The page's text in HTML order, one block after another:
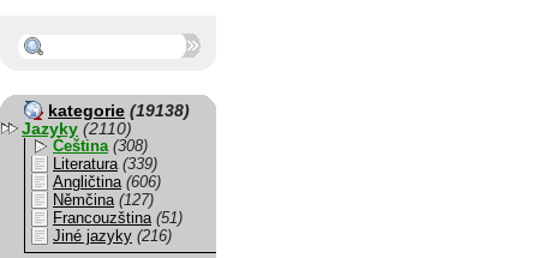
kategorie (19138)
Jazyky (2110)
Čeština (308)
Literatura (339)
Angličtina (606)
Němčina (127)
Francouzština (51)
Jiné jazyky (216)